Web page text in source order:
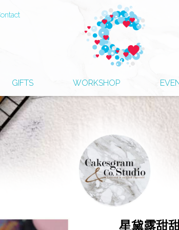
GIFTS WORKSHOP
星黛露甜